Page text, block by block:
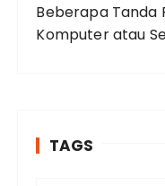
Beberapa Tanda
Komputer atau
TAGS